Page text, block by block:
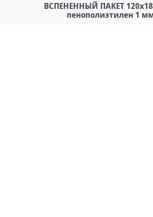
ВСПЕНЕННЫЙ ПАКЕТ
пенополиэтилен 1